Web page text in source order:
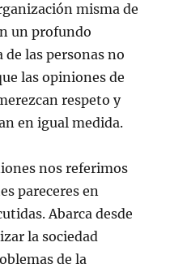
misma de
un profundo
de las personas no
las opiniones de
respeto y
en igual medida.
nos referimos
pareceres en
Abarca desde
la sociedad
de la